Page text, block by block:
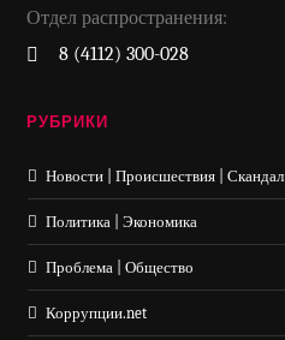
Отдел распространения:
8 (4112) 300-028
РУБРИКИ
Новости | Происшествия | Скандал
Политика | Экономика
Проблема | Общество
Коррупции.net